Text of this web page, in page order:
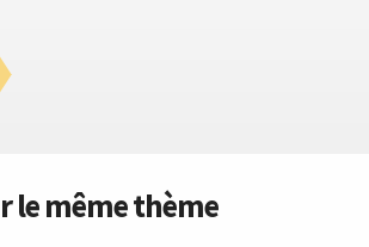
le même thème